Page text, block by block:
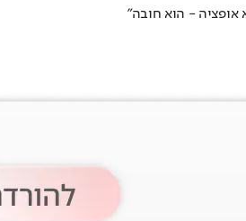
אופציה - הוא חובה"